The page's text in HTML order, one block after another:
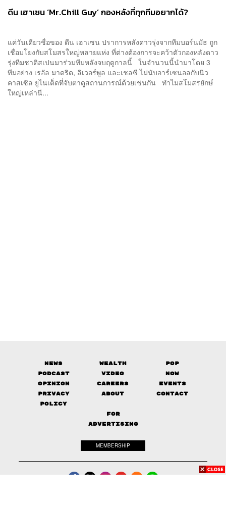
ดีน เฮาเซน ‘Mr.Chill Guy’ กองหลังที่ทุกทีมอยากได้?​
แค่วันเดียวชื่อของ ดีน เฮาเซน ปราการหลังดาวรุ่งจากทีมบอร์นมัธ ถูก
เชื่อมโยงกับสโมสรใหญ่หลายแห่ง ที่ต่างต้องการจะคว้าตัวกองหลังดาว
รุ่งทีมชาติสเปนมาร่วมทีมหลังจบฤดูกาลนี้ ในจำนวนนี้นำมาโดย 3
ทีมอย่าง เรอัล มาดริด, ลิเวอร์พูล และเชลซี ไม่นับอาร์เซนอลกับนิว
คาสเซิล ยูไนเต็ดที่จับตาดูสถานการณ์ด้วยเช่นกัน ทำไมสโมสรยักษ์
ใหญ่เหล่านี...
News Wealth
Pop
Podcast
Video
Now
Opinion
Careers
Events
Privacy
Policy
About Contact
FOR
ADVERTISING
MEMBERSHIP